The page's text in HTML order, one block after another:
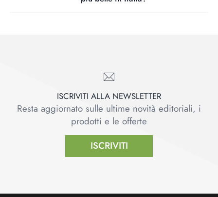
ISCRIVITI ALLA NEWSLETTER
Resta aggiornato sulle ultime novità editoriali, i
prodotti e le offerte
ISCRIVITI